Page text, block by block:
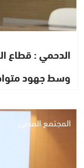
الدحمي : قطاع
وسط جهود
المجتمع المدني